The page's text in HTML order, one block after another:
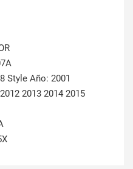
Style Año: 2001
2013 2014 2015